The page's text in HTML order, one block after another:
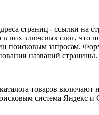
страниц - ссылки на
в них ключевых слов, что
поисковым запросам.
названий страницы.
товаров включают
система Яндекс и